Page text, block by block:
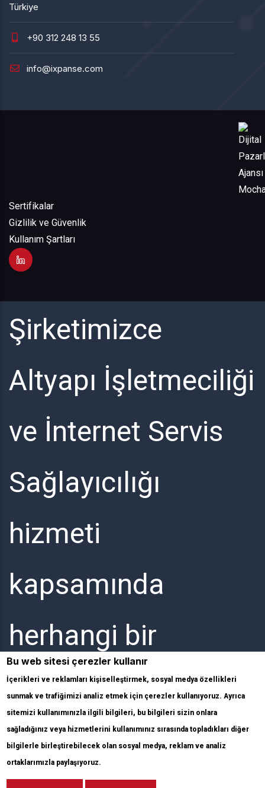
Türkiye
+90 312 248 13 55
info@ixpanse.com
Sertifikalar
Gizlilik ve Güvenlik
Kullanım Şartları
Şirketimizce
Altyapı İşletmeciliği
ve İnternet Servis
Sağlayıcılığı
hizmeti
kapsamında
herhangi bir
elektronik
haberleşme hizmeti
Bu web sitesi çerezler kullanır
İçerikleri ve reklamları kişiselleştirmek, sosyal medya özellikleri
sunmak ve trafiğimizi analiz etmek için çerezler kullanıyoruz. Ayrıca
sitemizi kullanımınızla ilgili bilgileri, bu bilgileri sizin onlara
sağladığınız veya hizmetlerini kullanımınız sırasında topladıkları diğer
bilgilerle birleştirebilecek olan sosyal medya, reklam ve analiz
ortaklarımızla paylaşıyoruz.